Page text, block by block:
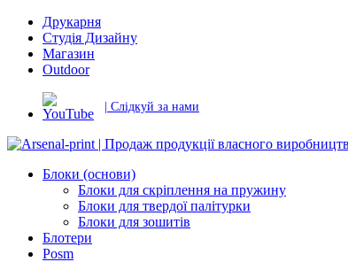
Друкарня
Студія Дизайну
Магазин
Outdoor
| Слідкуй за нами
Блоки (основи)
Блоки для скріплення на пружину
Блоки для твердої палітурки
Блоки для зошитів
Блотери
Posm